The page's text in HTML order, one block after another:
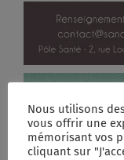
Nous utilisons
vous offrir une
mémorisant vos
cliquant sur